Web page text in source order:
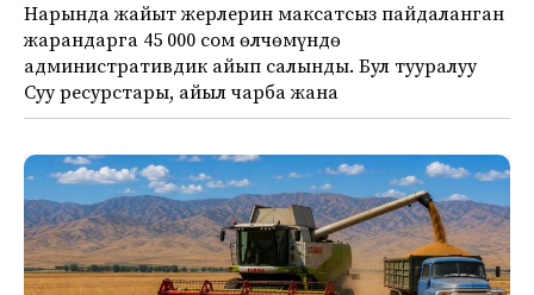
Нарында жайыт жерлерин максатсыз пайдаланган
жарандарга 45 000 сом өлчөмүндө
административдик айып салынды. Бул тууралуу
Суу ресурстары, айыл чарба жана